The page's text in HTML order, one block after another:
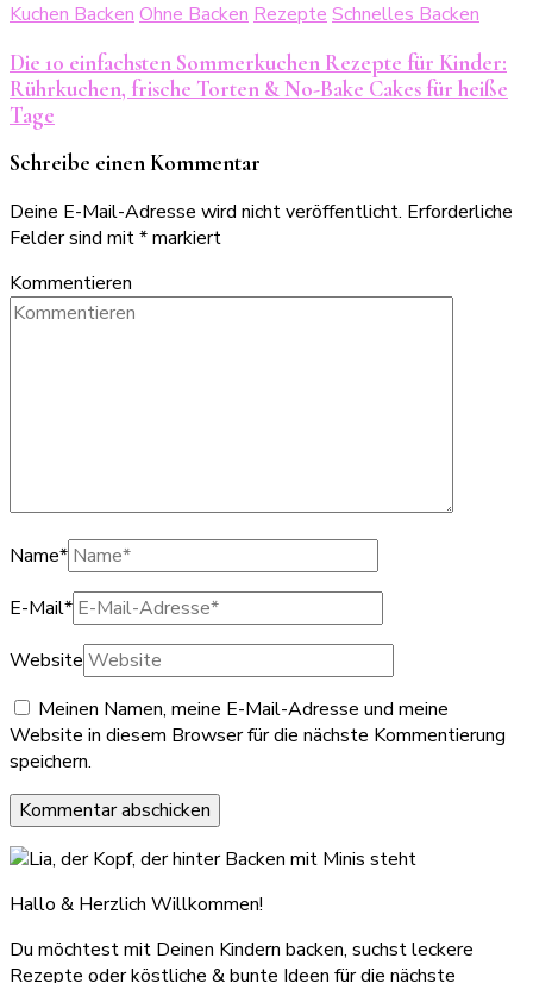
Kuchen Backen Ohne Backen Rezepte Schnelles Backen
Die 10 einfachsten Sommerkuchen Rezepte für Kinder:
Rührkuchen, frische Torten & No-Bake Cakes für heiße
Tage
Schreibe einen Kommentar
Deine E-Mail-Adresse wird nicht veröffentlicht. Erforderliche
Felder sind mit*markiert
Kommentieren
Name*
E-Mail*
Website
Meinen Namen, meine E-Mail-Adresse und meine
Website in diesem Browser für die nächste Kommentierung
speichern.
Hallo & Herzlich Willkommen!
Du möchtest mit Deinen Kindern backen, suchst leckere
Rezepte oder köstliche & bunte Ideen für die nächste